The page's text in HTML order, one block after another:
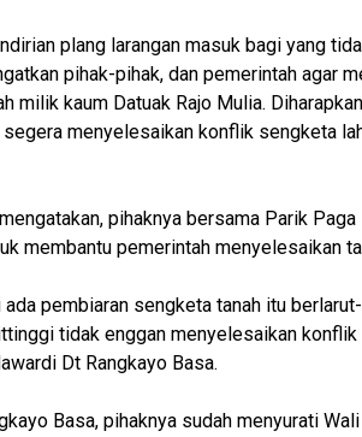
plang larangan masuk bagi yang
pihak-pihak, dan pemerintah agar
milik kaum Datuak Rajo Mulia.
menyelesaikan konflik sengketa
pihaknya bersama Parik
membantu pemerintah menyelesaikan
pembiaran sengketa tanah itu
tidak enggan menyelesaikan
Dt Rangkayo Basa.
Basa, pihaknya sudah menyurati